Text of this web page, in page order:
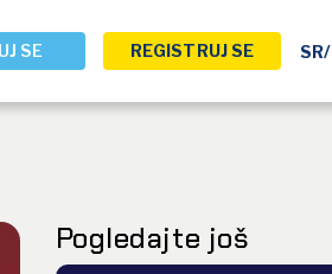
SE REGISTRUJ SE SR/
Pogledajte još